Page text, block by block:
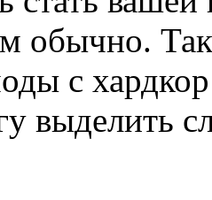
обычно.
с
выделить